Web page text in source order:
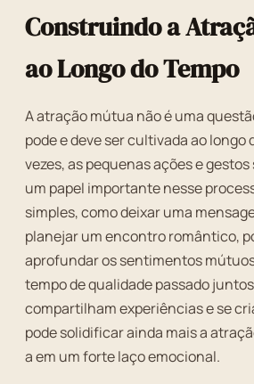
Construindo a
ao Longo do Tempo
A atração mútua não é uma
pode e deve ser cultivada ao longo
vezes, as pequenas ações e
um papel importante nesse
simples, como deixar uma
planejar um encontro romântico,
aprofundar os sentimentos
tempo de qualidade passado
compartilham experiências e se
pode solidificar ainda mais a
a em um forte laço emocional.